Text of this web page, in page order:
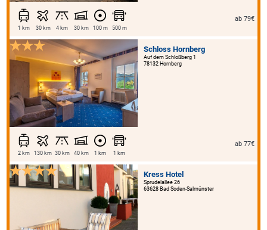
1 km 30 km 4 km 30 km 100 m 500 m
ab 79€
Schloss Hornberg
Auf dem Schloßberg 1
78132 Hornberg
2 km 130 km 30 km 40 km 1 km 1 km
ab 77€
Kress Hotel
Sprudelallee 26
63628 Bad Soden-Salmünster